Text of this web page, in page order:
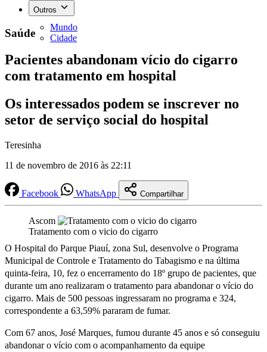
Outros
Mundo
Cidade
Saúde
Pacientes abandonam vício do cigarro
com tratamento em hospital
Os interessados podem se inscrever no
setor de serviço social do hospital
Teresinha
11 de novembro de 2016 às 22:11
Facebook WhatsApp Compartilhar
Ascom
Tratamento com o vicio do cigarro
O Hospital do Parque Piauí, zona Sul, desenvolve o Programa
Municipal de Controle e Tratamento do Tabagismo e na última
quinta-feira, 10, fez o encerramento do 18º grupo de pacientes, que
durante um ano realizaram o tratamento para abandonar o vício do
cigarro. Mais de 500 pessoas ingressaram no programa e 324,
correspondente a 63,59% pararam de fumar.
Com 67 anos, José Marques, fumou durante 45 anos e só conseguiu
abandonar o vício com o acompanhamento da equipe